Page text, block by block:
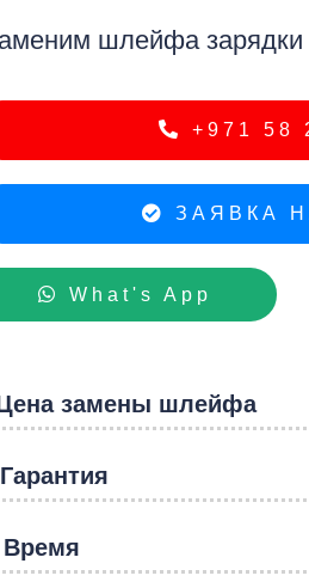
шлейфа зарядки
+971 58
ЗАЯВКА
What's App
Цена замены шлейфа